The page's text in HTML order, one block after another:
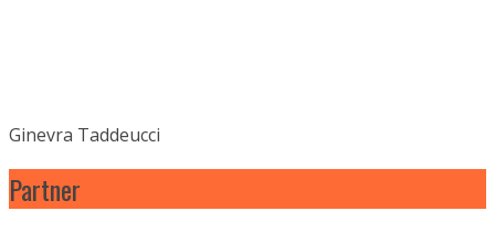
Ginevra Taddeucci
Partner